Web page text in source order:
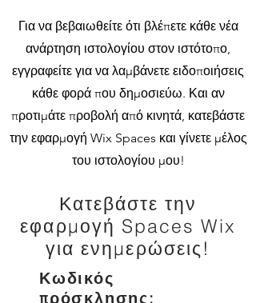
Για να βεβαιωθείτε ότι βλέπετε κάθε νέα
ανάρτηση ιστολογίου στον ιστότοπο,
εγγραφείτε για να λαμβάνετε ειδοποιήσεις
κάθε φορά που δημοσιεύω. Και αν
προτιμάτε προβολή από κινητά, κατεβάστε
την εφαρμογή Wix Spaces και γίνετε μέλος
του ιστολογίου μου!
Κατεβάστε την
εφαρμογή Spaces Wix
για ενημερώσεις!
Κωδικός
πρόσκλησης: